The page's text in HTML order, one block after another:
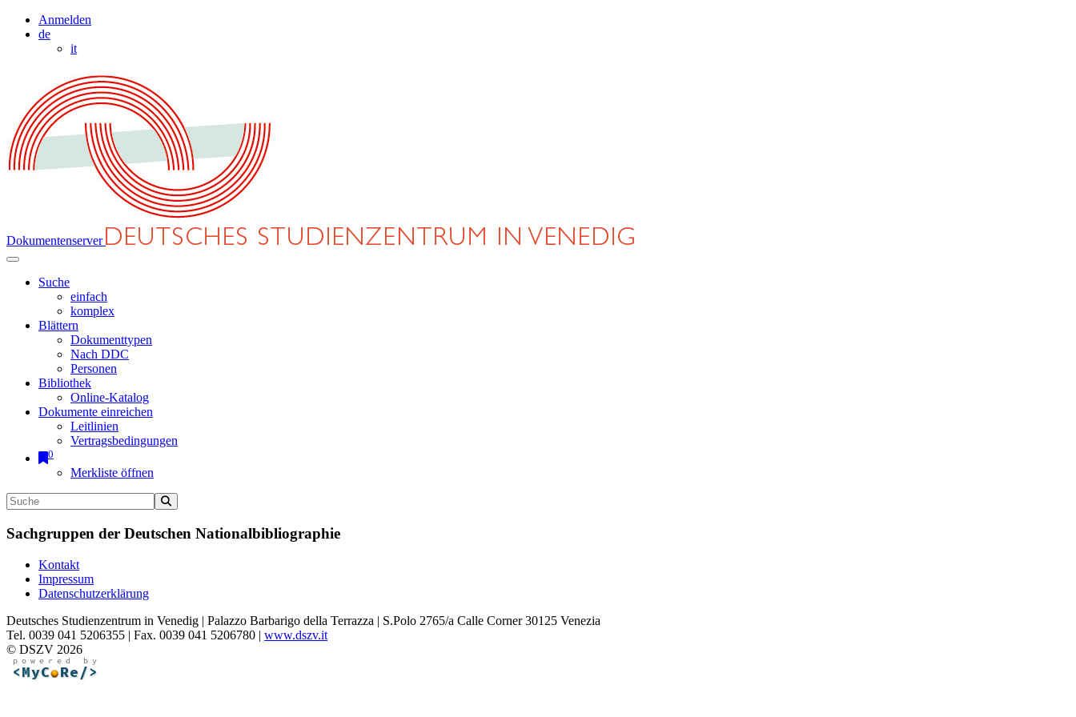
Anmelden
de
it
Dokumentenserver
Suche
einfach
komplex
Blättern
Dokumenttypen
Nach DDC
Personen
Bibliothek
Online-Katalog
Dokumente einreichen
Leitlinien
Vertragsbedingungen
0
Merkliste öffnen
Sachgruppen der Deutschen Nationalbibliographie
Kontakt
Impressum
Datenschutzerklärung
Deutsches Studienzentrum in Venedig | Palazzo Barbarigo della Terrazza | S.Polo 2765/a Calle Corner 30125 Venezia
Tel. 0039 041 5206355 | Fax. 0039 041 5206780 | www.dszv.it
© DSZV 2026